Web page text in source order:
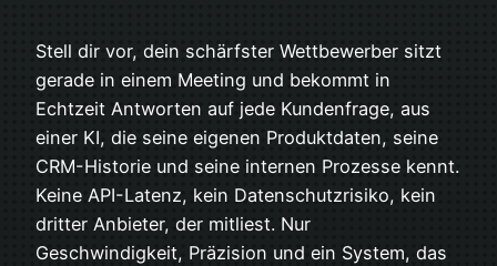
Stell dir vor, dein schärfster Wettbewerber sitzt
gerade in einem Meeting und bekommt in
Echtzeit Antworten auf jede Kundenfrage, aus
einer KI, die seine eigenen Produktdaten, seine
CRM-Historie und seine internen Prozesse kennt.
Keine API-Latenz, kein Datenschutzrisiko, kein
dritter Anbieter, der mitliest. Nur
Geschwindigkeit, Präzision und ein System, das